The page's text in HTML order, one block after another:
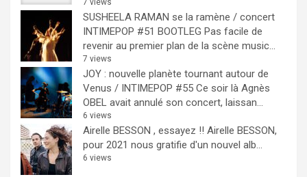
SUSHEELA RAMAN se la ramène / concert
INTIMEPOP #51 BOOTLEG Pas facile de
revenir au premier plan de la scène music...
7 views
JOY : nouvelle planète tournant autour de
Venus / INTIMEPOP #55 Ce soir là Agnès
OBEL avait annulé son concert, laissan...
6 views
Airelle BESSON , essayez !! Airelle BESSON,
pour 2021 nous gratifie d'un nouvel alb...
6 views